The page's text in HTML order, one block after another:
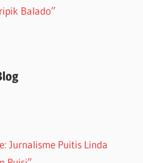
Balado”
Jurnalisme Puitis Linda